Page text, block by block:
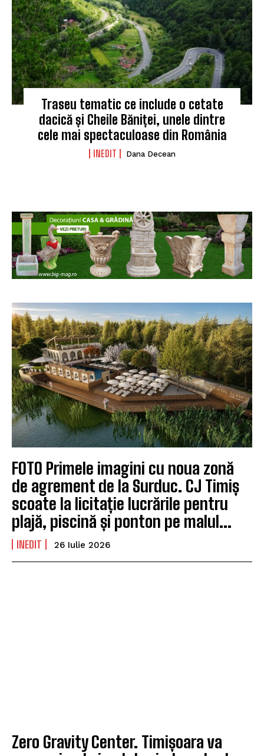
Traseu tematic ce include o cetate
dacică și Cheile Băniței, unele dintre
cele mai spectaculoase din România
INEDIT Dana Decean
FOTO Primele imagini cu noua zonă
de agrement de la Surduc. CJ Timiș
scoate la licitație lucrările pentru
plajă, piscină și ponton pe malul...
INEDIT 26 Iulie 2026
Zero Gravity Center. Timișoara va